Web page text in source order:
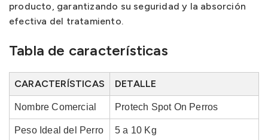
producto, garantizando su seguridad y la absorción
efectiva del tratamiento.
Tabla de características
CARACTERÍSTICAS DETALLE
Nombre Comercial Protech Spot On Perros
Peso Ideal del Perro 5 a 10 Kg